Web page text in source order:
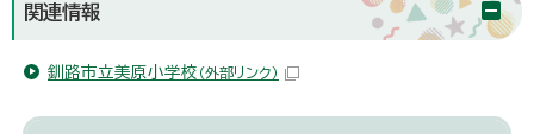
関連情報
釧路市立美原小学校 （外部リンク）